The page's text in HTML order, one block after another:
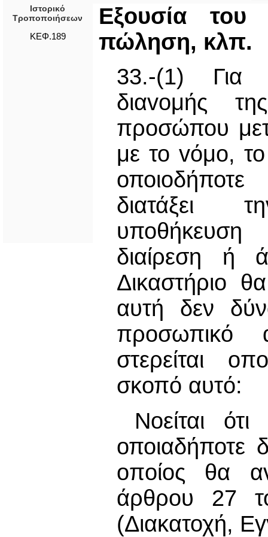
Ιστορικό
Τροποποιήσεων
ΚΕΦ.189
Εξουσία του
πώληση, κλπ.
33.-(1) Για
διαvoμής
προσώπου
με το vόμo, το
διατάξει
διαίρεση ή
Δικαστήριο
αυτή δεν
προσωπικό
στερείται
σκοπό αυτό:
Νοείται
οποιαδήποτε
oπoίoς θα
άρθρου 27
(Διακατοχή,